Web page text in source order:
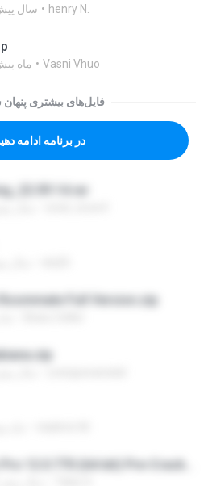
3 سال henry N.
10 ماه Vasni Vhuo
فایل‌های بیشتری پنهان
در برنامه ادامه
Full Version.zip